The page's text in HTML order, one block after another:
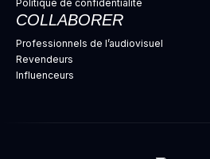
Politique de confidentialité
COLLABORER
Professionnels de l’audiovisuel
Revendeurs
Influenceurs